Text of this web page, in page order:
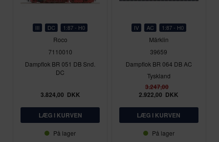
III DC 1:87 - H0
Roco
7110010
Dampflok BR 051 DB Snd.
DC
3.824,00 DKK
På lager
IV AC 1:87 - H0
Märklin
39659
Dampflok BR 064 DB AC
Tyskland
3.247,00
2.922,00 DKK
På lager